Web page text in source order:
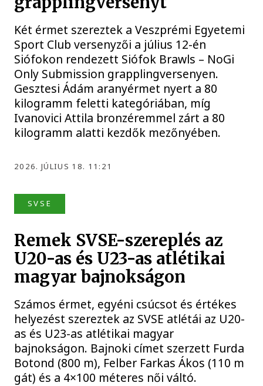
Két érmet szereztek a Veszprémi Egyetemi
Sport Club versenyzői a július 12-én
Siófokon rendezett Siófok Brawls – NoGi
Only Submission grapplingversenyen.
Gesztesi Ádám aranyérmet nyert a 80
kilogramm feletti kategóriában, míg
Ivanovici Attila bronzéremmel zárt a 80
kilogramm alatti kezdők mezőnyében.
2026. JÚLIUS 18. 11:21
SVSE
Remek SVSE-szereplés az
U20-as és U23-as atlétikai
magyar bajnokságon
Számos érmet, egyéni csúcsot és értékes
helyezést szereztek az SVSE atlétái az U20-
as és U23-as atlétikai magyar
bajnokságon. Bajnoki címet szerzett Furda
Botond (800 m), Felber Farkas Ákos (110 m
gát) és a 4×100 méteres női váltó.